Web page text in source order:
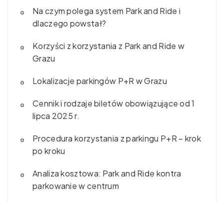
Na czym polega system Park and Ride i
dlaczego powstał?
Korzyści z korzystania z Park and Ride w
Grazu
Lokalizacje parkingów P+R w Grazu
Cennik i rodzaje biletów obowiązujące od 1
lipca 2025 r.
Procedura korzystania z parkingu P+R – krok
po kroku
Analiza kosztowa: Park and Ride kontra
parkowanie w centrum